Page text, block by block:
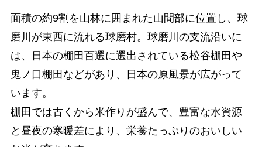
面積の約9割を山林に囲まれた山間部に位置し、球
磨川が東西に流れる球磨村。球磨川の支流沿いに
は、日本の棚田百選に選出されている松谷棚田や
鬼ノ口棚田などがあり、日本の原風景が広がって
います。
棚田では古くから米作りが盛んで、豊富な水資源
と昼夜の寒暖差により、栄養たっぷりのおいしい